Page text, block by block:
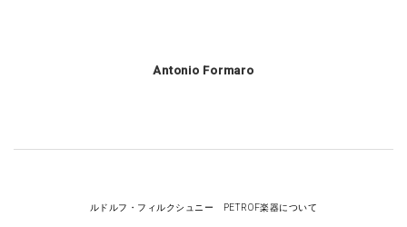
Antonio Formaro
ルドルフ・フィルクシュニー PETROF楽器について